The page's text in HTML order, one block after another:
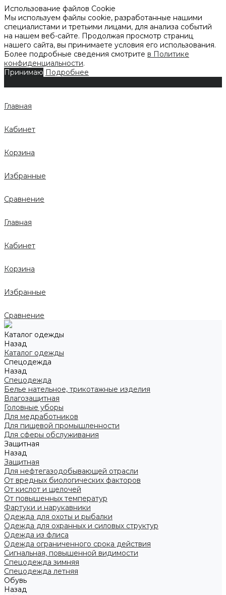
Использование файлов Cookie
Мы используем файлы cookie, разработанные нашими
специалистами и третьими лицами, для анализа событий
на нашем веб-сайте. Продолжая просмотр страниц
нашего сайта, вы принимаете условия его использования.
Более подробные сведения смотрите в Политике
конфиденциальности.
Принимаю Подробнее
Главная
Кабинет
Корзина
Избранные
Сравнение
Главная
Кабинет
Корзина
Избранные
Сравнение
Каталог одежды
Назад
Каталог одежды
Спецодежда
Назад
Спецодежда
Белье нательное, трикотажные изделия
Влагозащитная
Головные уборы
Для медработников
Для пищевой промышленности
Для сферы обслуживания
Защитная
Назад
Защитная
Для нефтегазодобывающей отрасли
От вредных биологических факторов
От кислот и щелочей
От повышенных температур
Фартуки и нарукавники
Одежда для охоты и рыбалки
Одежда для охранных и силовых структур
Одежда из флиса
Одежда ограниченного срока действия
Сигнальная, повышенной видимости
Спецодежда зимняя
Спецодежда летняя
Обувь
Назад